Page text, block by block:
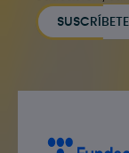
SUSCRÍBETE